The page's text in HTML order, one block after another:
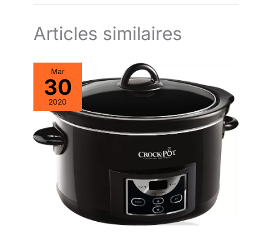
Articles similaires
Mar
30
2020